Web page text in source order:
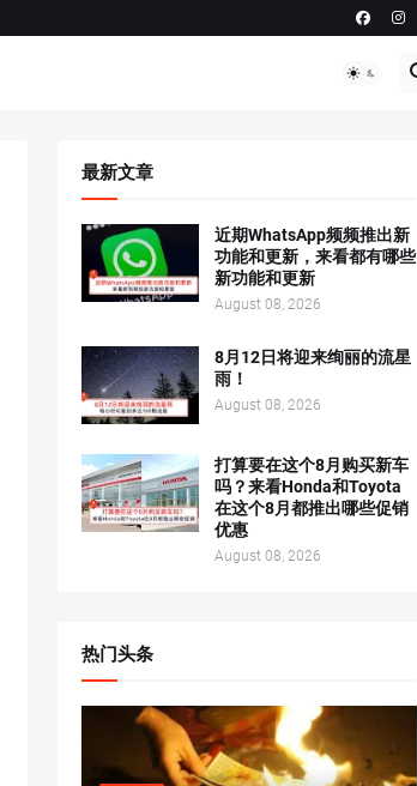
最新文章
近期WhatsApp频频推出新
功能和更新，来看都有哪些
新功能和更新
August 08, 2026
8月12日将迎来绚丽的流星
雨！
August 08, 2026
打算要在这个8月购买新车
吗？来看Honda和Toyota
在这个8月都推出哪些促销
优惠
August 08, 2026
热门头条